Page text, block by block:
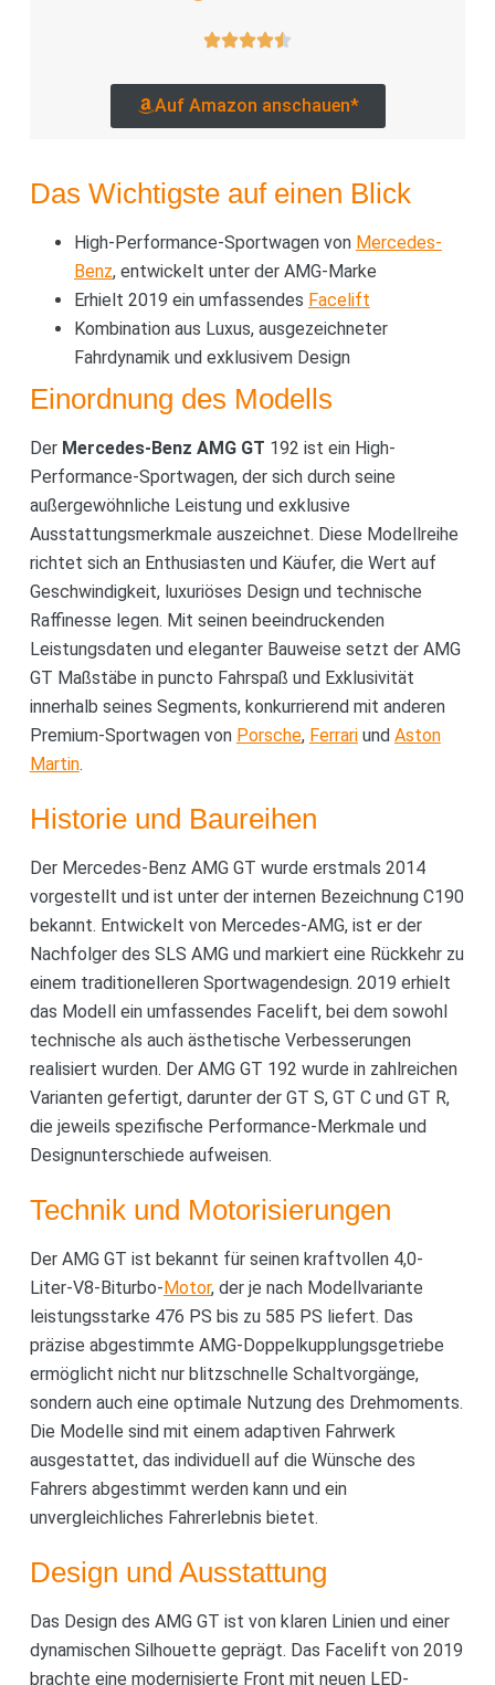
Auf Amazon anschauen*
Das Wichtigste auf einen Blick
High-Performance-Sportwagen von Mercedes-
Benz, entwickelt unter der AMG-Marke
Erhielt 2019 ein umfassendes Facelift
Kombination aus Luxus, ausgezeichneter
Fahrdynamik und exklusivem Design
Einordnung des Modells
Der Mercedes-Benz AMG GT 192 ist ein High-
Performance-Sportwagen, der sich durch seine
außergewöhnliche Leistung und exklusive
Ausstattungsmerkmale auszeichnet. Diese Modellreihe
richtet sich an Enthusiasten und Käufer, die Wert auf
Geschwindigkeit, luxuriöses Design und technische
Raffinesse legen. Mit seinen beeindruckenden
Leistungsdaten und eleganter Bauweise setzt der AMG
GT Maßstäbe in puncto Fahrspaß und Exklusivität
innerhalb seines Segments, konkurrierend mit anderen
Premium-Sportwagen von Porsche, Ferrariund Aston
Martin.
Historie und Baureihen
Der Mercedes-Benz AMG GT wurde erstmals 2014
vorgestellt und ist unter der internen Bezeichnung C190
bekannt. Entwickelt von Mercedes-AMG, ist er der
Nachfolger des SLS AMG und markiert eine Rückkehr zu
einem traditionelleren Sportwagendesign. 2019 erhielt
das Modell ein umfassendes Facelift, bei dem sowohl
technische als auch ästhetische Verbesserungen
realisiert wurden. Der AMG GT 192 wurde in zahlreichen
Varianten gefertigt, darunter der GT S, GT C und GT R,
die jeweils spezifische Performance-Merkmale und
Designunterschiede aufweisen.
Technik und Motorisierungen
Der AMG GT ist bekannt für seinen kraftvollen 4,0-
Liter-V8-Biturbo-Motor, der je nach Modellvariante
leistungsstarke 476 PS bis zu 585 PS liefert. Das
präzise abgestimmte AMG-Doppelkupplungsgetriebe
ermöglicht nicht nur blitzschnelle Schaltvorgänge,
sondern auch eine optimale Nutzung des Drehmoments.
Die Modelle sind mit einem adaptiven Fahrwerk
ausgestattet, das individuell auf die Wünsche des
Fahrers abgestimmt werden kann und ein
unvergleichliches Fahrerlebnis bietet.
Design und Ausstattung
Das Design des AMG GT ist von klaren Linien und einer
dynamischen Silhouette geprägt. Das Facelift von 2019
brachte eine modernisierte Front mit neuen LED-